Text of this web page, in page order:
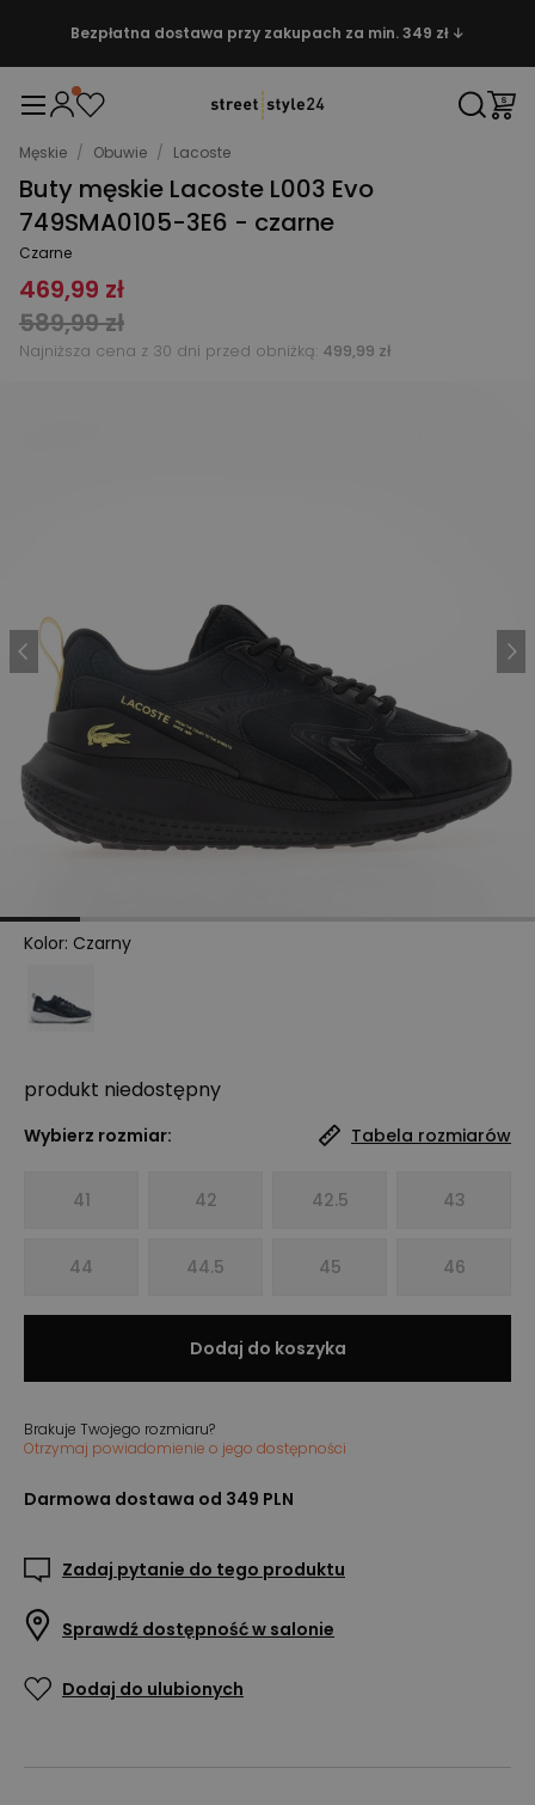
Bezpłatna dostawa przy zakupach za min. 349 zł ↓
Męskie / Obuwie / Lacoste
Buty męskie Lacoste L003 Evo
749SMA0105-3E6 - czarne
Czarne
469,99 zł
589,99 zł
Najniższa cena z 30 dni przed obniżką: 499,99 zł
Kolor: Czarny
produkt niedostępny
Wybierz rozmiar: Tabela rozmiarów
41 42 42.5 43
44 44.5 45 46
Dodaj do koszyka
Brakuje Twojego rozmiaru?
Otrzymaj powiadomienie o jego dostępności
Darmowa dostawa od 349 PLN
Zadaj pytanie do tego produktu
Sprawdź dostępność w salonie
Dodaj do ulubionych